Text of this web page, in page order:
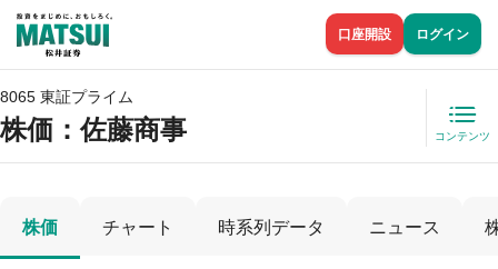
口座開設 ログイン
8065 東証プライム
株価 ：佐藤商事 コンテンツ
株価 チャート 時系列データ ニュース